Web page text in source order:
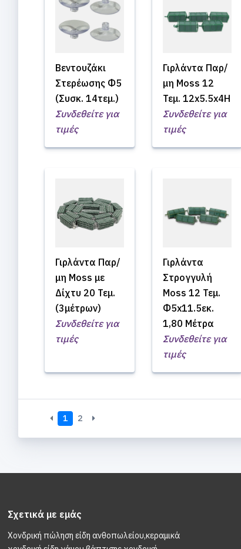
Βεντουζάκι
Στερέωσης Φ5
(Συσκ. 14τεμ.)
Συνδεθείτε για
τιμές
Γιρλάντα Παρ/
μη Moss 12
Τεμ. 12x5.5x4H
Συνδεθείτε για
τιμές
Γιρλάντα Παρ/
μη Moss με
Δίχτυ 20 Τεμ.
(3μέτρων)
Συνδεθείτε για
τιμές
Γιρλάντα
Στρογγυλή
Moss 12 Τεμ.
Φ5x11.5εκ.
1,80 Μέτρα
Συνδεθείτε για
τιμές
1 2
Σχετικά με εμάς
Χονδρική πώληση είδη ανθοπωλείου,κεραμικά